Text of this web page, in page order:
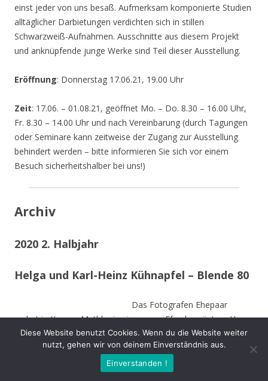
einst jeder von uns besaß. Aufmerksam komponierte Studien
alltäglicher Darbietungen verdichten sich in stillen
Schwarzweiß-Aufnahmen. Ausschnitte aus diesem Projekt
und anknüpfende junge Werke sind Teil dieser Ausstellung.
Eröffnung: Donnerstag 17.06.21, 19.00 Uhr
Zeit: 17.06. – 01.08.21, geöffnet Mo. – Do. 8.30 – 16.00 Uhr,
Fr. 8.30 – 14.00 Uhr und nach Vereinbarung (durch Tagungen
oder Seminare kann zeitweise der Zugang zur Ausstellung
behindert werden – bitte informieren Sie sich vor einem
Besuch sicherheitshalber bei uns!)
Archiv
2020 2. Halbjahr
Helga und Karl-Heinz Kühnapfel – Blende 80
Das Fotografen Ehepaar
wohnt in Kamen-Methler in einem von Efeu begrüntem Haus
umgeben von einem naturnahen Garten mit Teich, kleinen
naturnahen Wiesen, Obstbäumen und weiteren hohen
Bäumen. Die Stämme der von Stürmen gefällten Bäume sind
Diese Website benutzt Cookies. Wenn du die Website weiter
nutzt, gehen wir von deinem Einverständnis aus.
Einverstanden !